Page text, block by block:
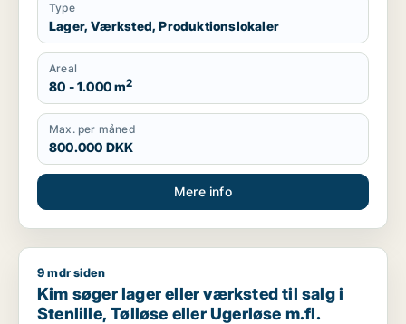
Type
Lager, Værksted, Produktionslokaler
Areal
80 - 1.000 m2
Max. per måned
800.000 DKK
Mere info
Kim søger lager eller værksted til salg i Stenlille, Tølløse
9 mdr siden
Kim søger lager eller værksted til salg i
Stenlille, Tølløse eller Ugerløse m.fl.